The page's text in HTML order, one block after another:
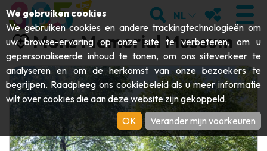
BEZOEKEN
Abdijen & religieuze monumenten
Archeologie
ONTDEKKEN
Grotten BEWEGEN
ZOEKEN
NL MIJN
Mons Memorial Museum
We gebruiken cookies
We gebruiken cookies en andere trackingtechnologieën om
uw browse-ervaring op onze site te verbeteren, om u
gepersonaliseerde inhoud te tonen, om ons siteverkeer te
analyseren en om de herkomst van onze bezoekers te
begrijpen. Raadpleeg ons cookiebeleidals u meer informatie
wilt over cookies die aan deze website zijn gekoppeld.
OK
Verander mijn voorkeuren